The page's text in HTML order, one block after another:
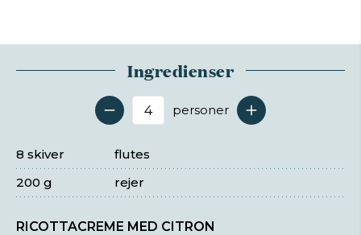
Ingredienser
Antal serveringer
personer
flutes
8 skiver
rejer
200 g
RICOTTACREME MED CITRON